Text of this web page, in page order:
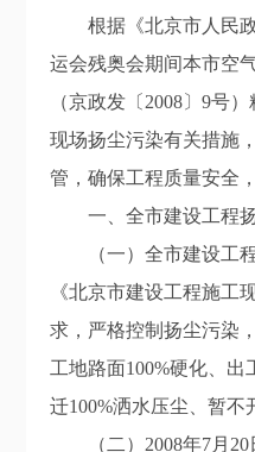
根据《北京市人民政
运会残奥会期间本市空
（京政发〔2008〕9号
现场扬尘污染有关措施
管，确保工程质量安全
一、全市建设工程扬
（一）全市建设工程
《北京市建设工程施工
求，严格控制扬尘污染
工地路面100%硬化、出
迁100%洒水压尘、暂不
（二）2008年7月20